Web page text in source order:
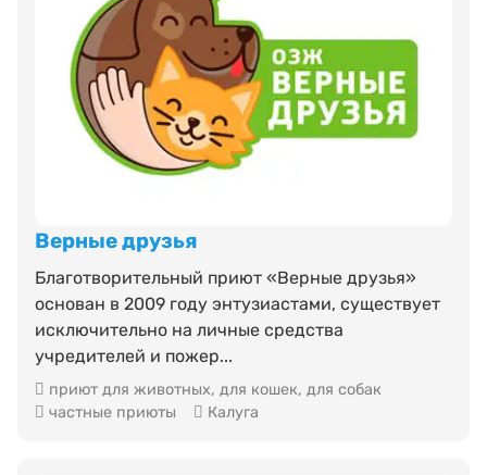
Верные друзья
Благотворительный приют «Верные друзья»
основан в 2009 году энтузиастами, существует
исключительно на личные средства
учредителей и пожер...
приют для животных, для кошек, для собак
частные приюты
Калуга